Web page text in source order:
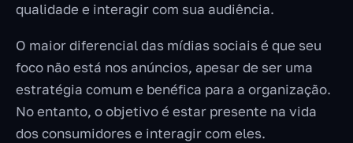
qualidade e interagir com sua audiência.
O maior diferencial das mídias sociais é que seu
foco não está nos anúncios, apesar de ser uma
estratégia comum e benéfica para a organização.
No entanto, o objetivo é estar presente na vida
dos consumidores e interagir com eles.